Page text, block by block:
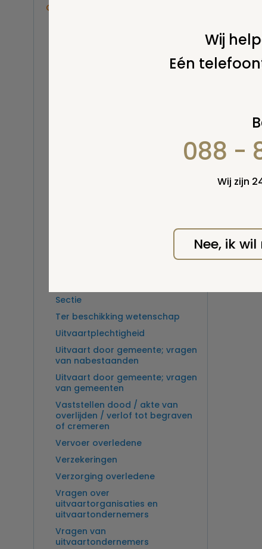
Overige
Sectie
Ter beschikking wetenschap
Uitvaartplechtigheid
Uitvaart door gemeente; vragen
van nabestaanden
Uitvaart door gemeente; vragen
van gemeenten
Vaststellen dood / akte van
overlijden / verlof tot begraven
of cremeren
Vervoer overledene
Verzekeringen
Verzorging overledene
Vragen over
uitvaartorganisaties en
uitvaartondernemers
Vragen van
uitvaartondernemers
Wij
Eén
088 -
Wij zijn
Nee, ik